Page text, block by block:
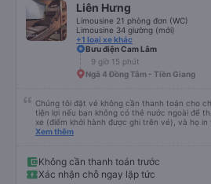
Liên Hưng
Limousine 21 phòng đơn (WC)
Limousine 34 giường (mới)
+1 loại xe khác
Bưu điện Cam Lâm
9 giờ 15 phút
Ngã 4 Đồng Tâm - Tiền Giang
Chúng tôi đặt vé không cần thanh toán cho
tiện lợi nếu bạn không có thẻ nước ngoài để
xe (điểm khởi hành được ghi trên vé), và họ
Chúng tôi cũng quyết định mua vé chiều về
ấm hoặc áo khoác mỏng, vì thỉnh thoảng trời
cũ, nhưng vẫn có sẵn. Cổng USB để sạc điện
vệ sinh. Mọi thứ khá sạch sẽ. Chúng tôi trở về
Xem thêm
Không cần thanh toán trước
Xác nhận chỗ ngay lập tức